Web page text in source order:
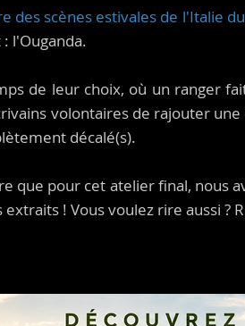
des scènes estivales de l'Italie
l'Ouganda.
de leur choix, où un ranger
volontaires de rajouter
décalé(s).
que pour cet atelier final,
! Vous voulez rire aussi ?